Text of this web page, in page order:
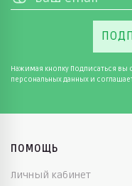
Нажимая кнопку Подписаться вы
персональных данных и
ПОМОЩЬ
Личный кабинет